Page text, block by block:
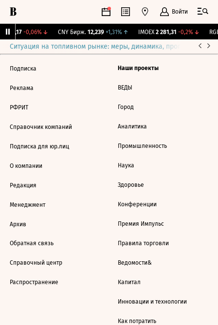
Войти
115,17 -0,06%↓ CNY Бирж. 12,239 +1,31%↑ IMOEX 2 281,31 -0,2%↓
Ситуация на топливном рынке: меры, динамика, прогнозы
Подписка
Реклама
РФРИТ
Справочник компаний
Подписка для юр.лиц
О компании
Редакция
Менеджмент
Архив
Обратная связь
Справочный центр
Распространение
Наши проекты
ВЕДЫ
Город
Аналитика
Промышленность
Наука
Здоровье
Конференции
Премия Импульс
Правила торговли
Ведомости&
Капитал
Инновации и технологии
Как потратить